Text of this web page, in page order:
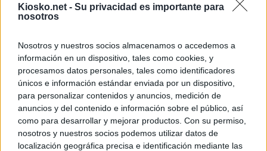
Kiosko.net - Su privacidad es importante para
nosotros
Nosotros y nuestros socios almacenamos o accedemos a
información en un dispositivo, tales como cookies, y
procesamos datos personales, tales como identificadores
únicos e información estándar enviada por un dispositivo,
para personalizar contenidos y anuncios, medición de
anuncios y del contenido e información sobre el público, así
como para desarrollar y mejorar productos. Con su permiso,
nosotros y nuestros socios podemos utilizar datos de
localización geográfica precisa e identificación mediante las